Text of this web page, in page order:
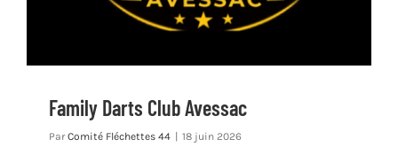
Family Darts Club Avessac
ParComité Fléchettes 44 | 18 juin 2026